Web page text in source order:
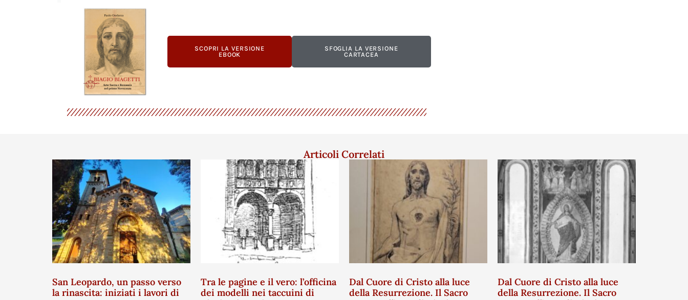
SCOPRI LA VERSIONE
EBOOK
SFOGLIA LA VERSIONE
CARTACEA
Articoli Correlati
San Leopardo, un passo verso
la rinascita: iniziati i lavori di
Tra le pagine e il vero: l’officina
dei modelli nei taccuini di
Dal Cuore di Cristo alla luce
della Resurrezione. Il Sacro
Dal Cuore di Cristo alla luce
della Resurrezione. Il Sacro